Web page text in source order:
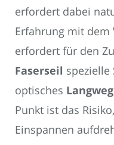
erfordert dabei
Erfahrung mit dem
erfordert für den
Faserseil spezielle
optisches
Punkt ist das
Einspannen